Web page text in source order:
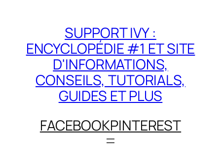
SUPPORT IVY :
ENCYCLOPÉDIE #1 ET SITE
D'INFORMATIONS,
CONSEILS, TUTORIALS,
GUIDES ET PLUS
FACEBOOKPINTEREST